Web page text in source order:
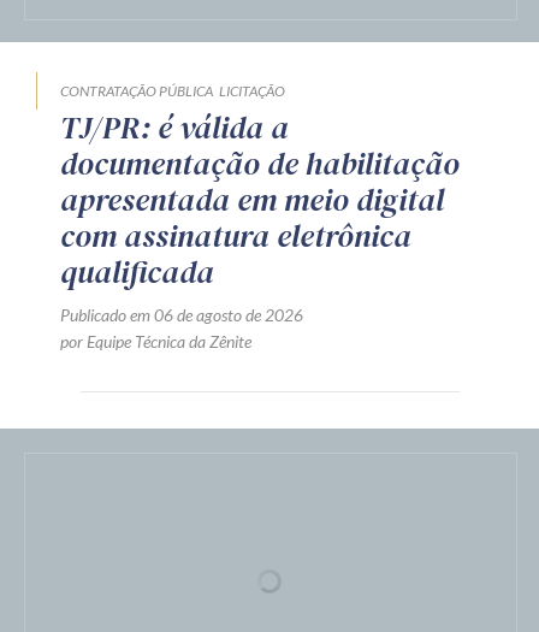
CONTRATAÇÃO PÚBLICA
TJ/PR: é válida a
documentação de habilitação
apresentada em meio digital
com assinatura eletrônica